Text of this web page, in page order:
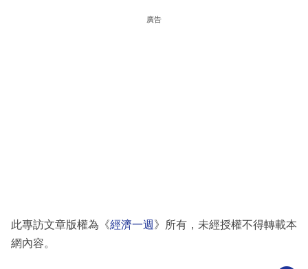
廣告
此專訪文章版權為《經濟一週 》所有，未經授權不得轉載本
網內容。